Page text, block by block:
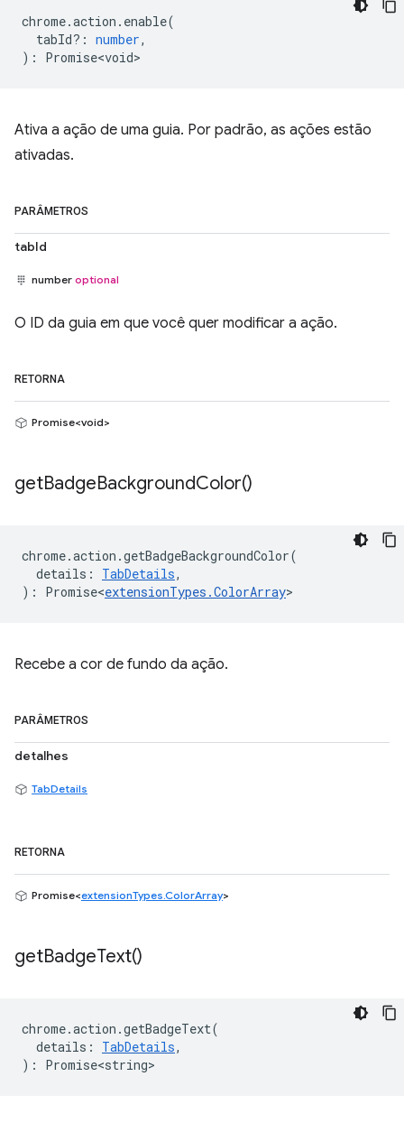
chrome.action . enable(
tabId? : number,
) : Promise<void>
Ativa a ação de uma guia. Por padrão, as ações estão
ativadas.
PARÂMETROS
tabId
number optional
O ID da guia em que você quer modificar a ação.
RETORNA
Promise<void>
getBadgeBackgroundColor()
chrome.action .getBadgeBackgroundColor(
details : TabDetails,
) : Promise<extensionTypes .ColorArray>
Recebe a cor de fundo da ação.
PARÂMETROS
detalhes
TabDetails
RETORNA
Promise<extensionTypes.ColorArray>
getBadgeText()
chrome.action .getBadgeText(
details : TabDetails,
) : Promise<string>